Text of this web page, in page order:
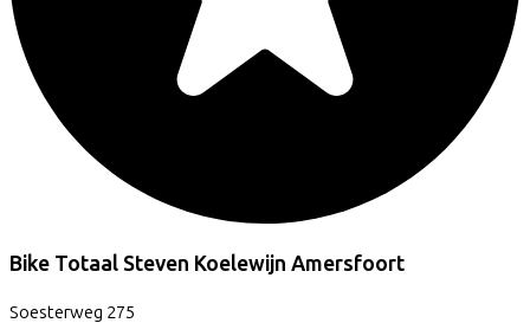
Bike Totaal Steven Koelewijn Amersfoort
Soesterweg 275